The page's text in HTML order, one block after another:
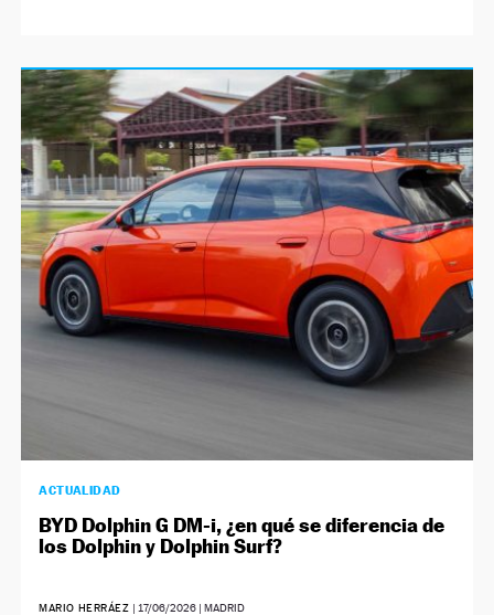
ACTUALIDAD
BYD Dolphin G DM-i, ¿en qué se diferencia de
los Dolphin y Dolphin Surf?
MARIO HERRÁEZ | 17/06/2026| MADRID